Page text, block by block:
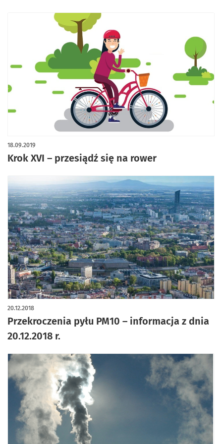
Krok XVI – przesiądź się na rower
18.09.2019
Przekroczenia pyłu PM10 – informacja z dnia
20.12.2018 r.
20.12.2018